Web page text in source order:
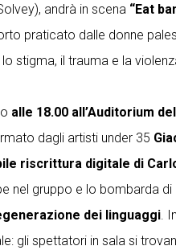
andrà in scena “Eat
praticato dalle donne
stigma, il trauma e la
alle 18.00 all’Auditorium
dagli artisti under 35
riscrittura digitale di
nel gruppo e lo bombarda
dei linguaggi .
gli spettatori in sala si